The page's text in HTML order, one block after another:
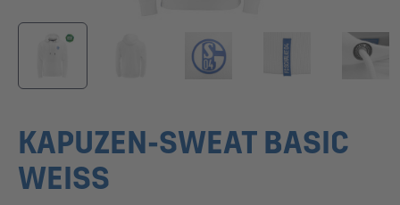
KAPUZEN-SWEAT BASIC
WEISS